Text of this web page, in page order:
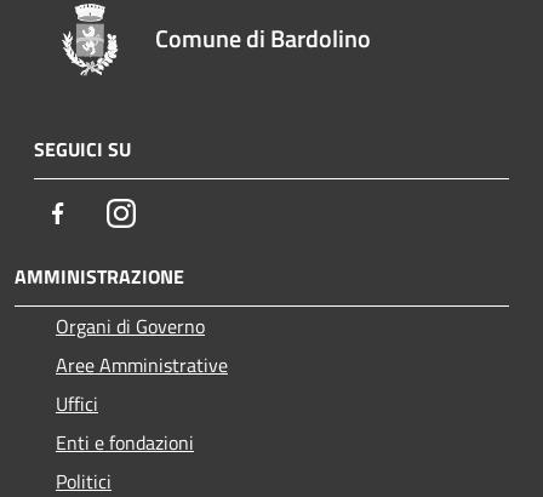
Comune di Bardolino
SEGUICI SU
FacebookInstagram
AMMINISTRAZIONE
Organi di Governo
Aree Amministrative
Uffici
Enti e fondazioni
Politici